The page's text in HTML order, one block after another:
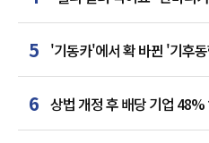
된 SNS
5 '기동카'에서 확 바뀐 '기후
카드사 경쟁
6 상법 개정 후 배당 기업
최다'